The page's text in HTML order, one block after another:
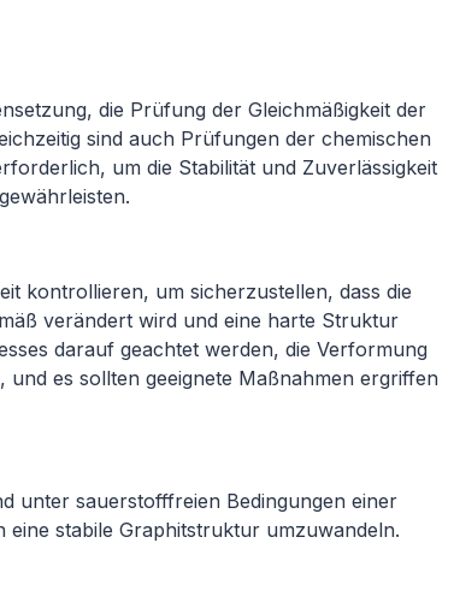
die Prüfung der Gleichmäßigkeit der
sind auch Prüfungen der chemischen
um die Stabilität und Zuverlässigkeit
kontrollieren, um sicherzustellen, dass die
verändert wird und eine harte Struktur
darauf geachtet werden, die Verformung
und es sollten geeignete Maßnahmen ergriffen
unter sauerstofffreien Bedingungen einer
stabile Graphitstruktur umzuwandeln.